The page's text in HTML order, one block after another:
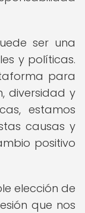
ser una
y políticas.
para
diversidad y
estamos
causas y
positivo
elección de
que nos